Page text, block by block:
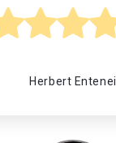
Herbert Entenei